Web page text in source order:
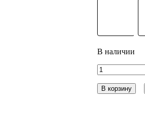
В корзину